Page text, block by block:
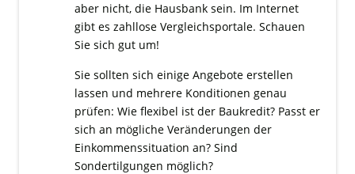
aber nicht, die Hausbank sein. Im Internet
gibt es zahllose Vergleichsportale. Schauen
Sie sich gut um!
Sie sollten sich einige Angebote erstellen
lassen und mehrere Konditionen genau
prüfen: Wie flexibel ist der Baukredit? Passt er
sich an mögliche Veränderungen der
Einkommenssituation an? Sind
Sondertilgungen möglich?